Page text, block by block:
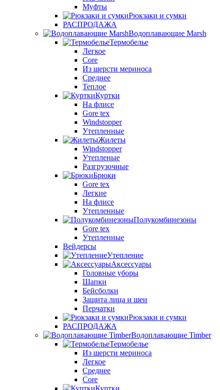
Муфты
Рюкзаки и сумки
РАСПРОДАЖА
Водоплавающие Marsh
Термобелье
Легкое
Core
Из шерсти мериноса
Среднее
Теплое
Куртки
На флисе
Gore tex
Windstopper
Утепленные
Жилеты
Windstopper
Утепленые
Разгрузочные
Брюки
Gore tex
Легкие
На флисе
Утепленные
Полукомбинезоны
Gore tex
Утепленные
Вейдерсы
Утепление
Аксессуары
Головные уборы
Шапки
Бейсболки
Защита лица и шеи
Перчатки
Рюкзаки и сумки
РАСПРОДАЖА
Водоплавающие Timber
Термобелье
Из шерсти мериноса
Легкое
Среднее
Core
Куртки